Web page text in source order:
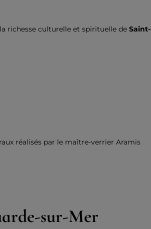
richesse culturelle et spirituelle de Saint-
réalisés par le maître-verrier Aramis
sur-Mer